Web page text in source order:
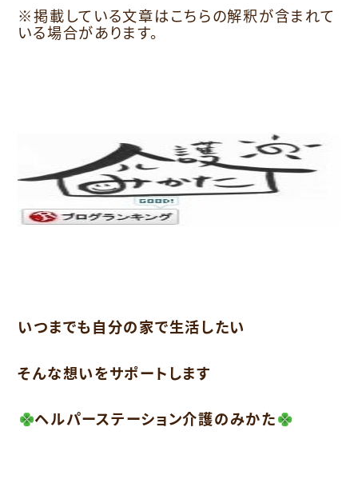
※掲載している文章はこちらの解釈が含まれて
いる場合があります。
いつまでも自分の家で生活したい
そんな想いをサポートします
ヘルパーステーション介護のみかた